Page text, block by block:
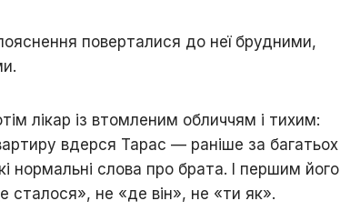
пояснення поверталися до неї брудними,
лікар із втомленим обличчям і тихим:
вдерся Тарас — раніше за багатьох
нормальні слова про брата. І першим його
сталося», не «де він», не «ти як».